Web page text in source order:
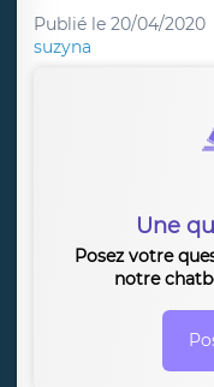
Publié le 20/04/2020
suzyna
Une
Posez votre
notre